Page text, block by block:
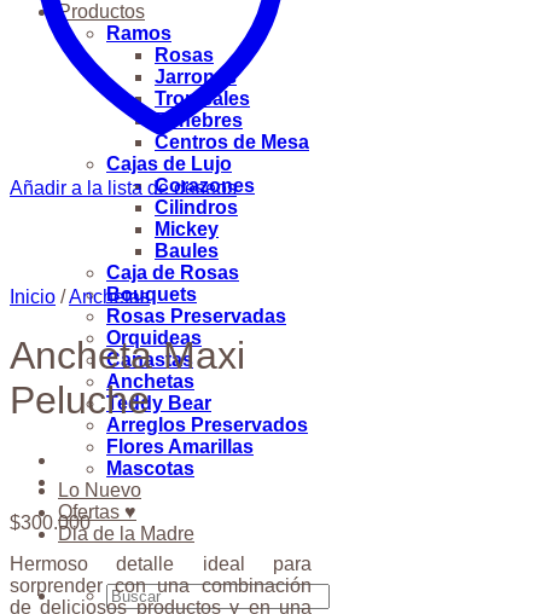
Productos
Ramos
Rosas
Jarrones
Tropicales
Fúnebres
Centros de Mesa
Cajas de Lujo
Corazones
Cilindros
Mickey
Baules
Caja de Rosas
Bouquets
Rosas Preservadas
Orquideas
Canastas
Anchetas
Teddy Bear
Arreglos Preservados
Flores Amarillas
Mascotas
Lo Nuevo
Ofertas ♥
Dia de la Madre
Buscar
Añadir a la lista de deseos
Inicio /Anchetas
Ancheta Maxi
Peluche
$300.000
Hermoso detalle ideal para
sorprender con una combinación
de deliciosos productos y en una